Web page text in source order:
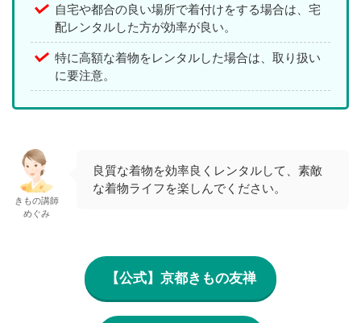
自宅や都合の良い場所で着付けをする場合は、宅
配レンタルした方が効率が良い。
特に高額な着物をレンタルした場合は、取り扱い
に要注意。
きもの講師
めぐみ
良質な着物を効率良くレンタルして、素敵
な着物ライフを楽しんでください。
【公式】京都きもの友禅